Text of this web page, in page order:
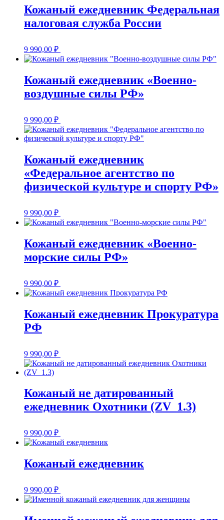
Кожаный ежедневник Федеральная
налоговая служба России
9 990,00 ₽
Кожаный ежедневник «Военно-
воздушные силы РФ»
9 990,00 ₽
Кожаный ежедневник
«Федеральное агентство по
физической культуре и спорту РФ»
9 990,00 ₽
Кожаный ежедневник «Военно-
морские силы РФ»
9 990,00 ₽
Кожаный ежедневник Прокуратура
РФ
9 990,00 ₽
Кожаный не датированный
ежедневник Охотники (ZV_1.3)
9 990,00 ₽
Кожаный ежедневник
9 990,00 ₽